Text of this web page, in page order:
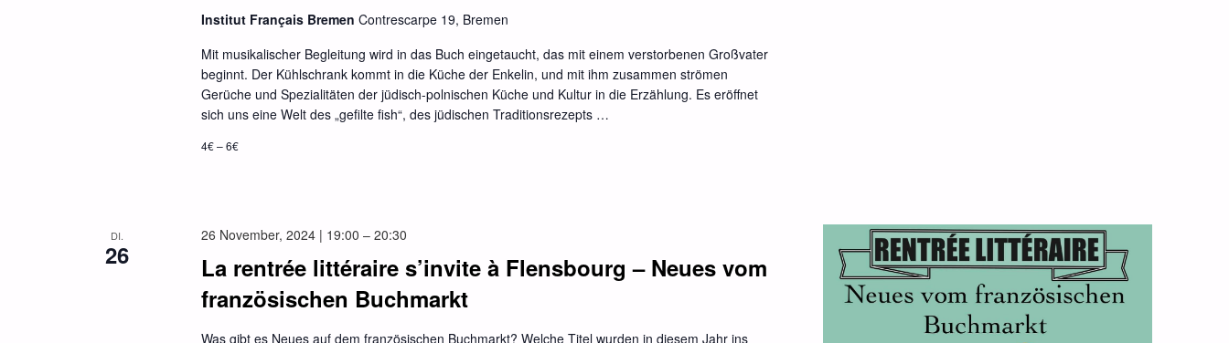
Institut Français Bremen Contrescarpe 19, Bremen
Mit musikalischer Begleitung wird in das Buch eingetaucht, das mit einem verstorbenen Großvater
beginnt. Der Kühlschrank kommt in die Küche der Enkelin, und mit ihm zusammen strömen
Gerüche und Spezialitäten der jüdisch-polnischen Küche und Kultur in die Erzählung. Es eröffnet
sich uns eine Welt des „gefilte fish“, des jüdischen Traditionsrezepts …
4€ – 6€
DI.
26
La rentrée littéraire s’invite à Flensbourg – Neues vom
französischen Buchmarkt
26 November, 2024 | 19:00 – 20:30
Was gibt es Neues auf dem französischen Buchmarkt? Welche Titel wurden in diesem Jahr ins